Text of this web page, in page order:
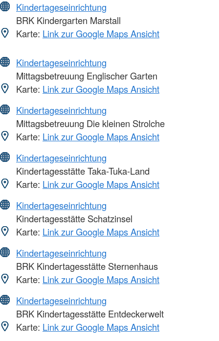
Kindertageseinrichtung
BRK Kindergarten Marstall
Karte: Link zur Google Maps Ansicht
Kindertageseinrichtung
Mittagsbetreuung Englischer Garten
Karte: Link zur Google Maps Ansicht
Kindertageseinrichtung
Mittagsbetreuung Die kleinen Strolche
Karte: Link zur Google Maps Ansicht
Kindertageseinrichtung
Kindertagesstätte Taka-Tuka-Land
Karte: Link zur Google Maps Ansicht
Kindertageseinrichtung
Kindertagesstätte Schatzinsel
Karte: Link zur Google Maps Ansicht
Kindertageseinrichtung
BRK Kindertagesstätte Sternenhaus
Karte: Link zur Google Maps Ansicht
Kindertageseinrichtung
BRK Kindertagesstätte Entdeckerwelt
Karte: Link zur Google Maps Ansicht